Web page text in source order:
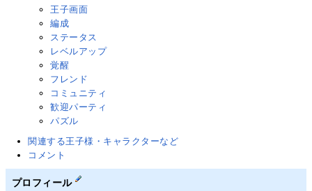
王子画面
編成
ステータス
レベルアップ
覚醒
フレンド
コミュニティ
歓迎パーティ
パズル
関連する王子様・キャラクターなど
コメント
プロフィール